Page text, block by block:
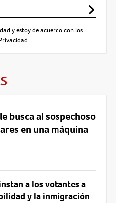
y estoy de acuerdo con los
busca al sospechoso
en una máquina
a los votantes a
y la inmigración